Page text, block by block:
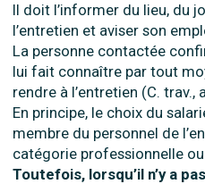
Il doit l’informer du lieu, du
l’entretien et aviser son
La personne contactée
lui fait connaître par tout
rendre à l’entretien (C. trav.,
En principe, le choix du
membre du personnel de
catégorie professionnelle
Toutefois, lorsqu’il n’y a